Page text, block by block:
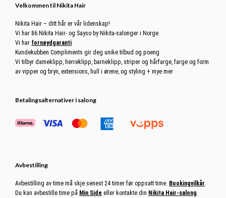
Footer
Velkommen til Nikita Hair
Nikita Hair – ditt hår er vår lidenskap!
Vi har 86 Nikita Hair- og Sayso by Nikita-salonger i Norge
Vi har fornøydgaranti
Kundekubben Compliments gir deg unike tilbud og poeng
Vi tilbyr dameklipp, herreklipp, barneklipp, striper og hårfarge, farge og form
av vipper og bryn, extensions, hull i ørene, og styling + mye mer
Betalingsalternativer i salong
Avbestilling
Avbestilling av time må skje senest 24 timer før oppsatt time. Bookingvilkår.
Du kan avbestille time på Min Side eller kontakte din Nikita Hair-salong.